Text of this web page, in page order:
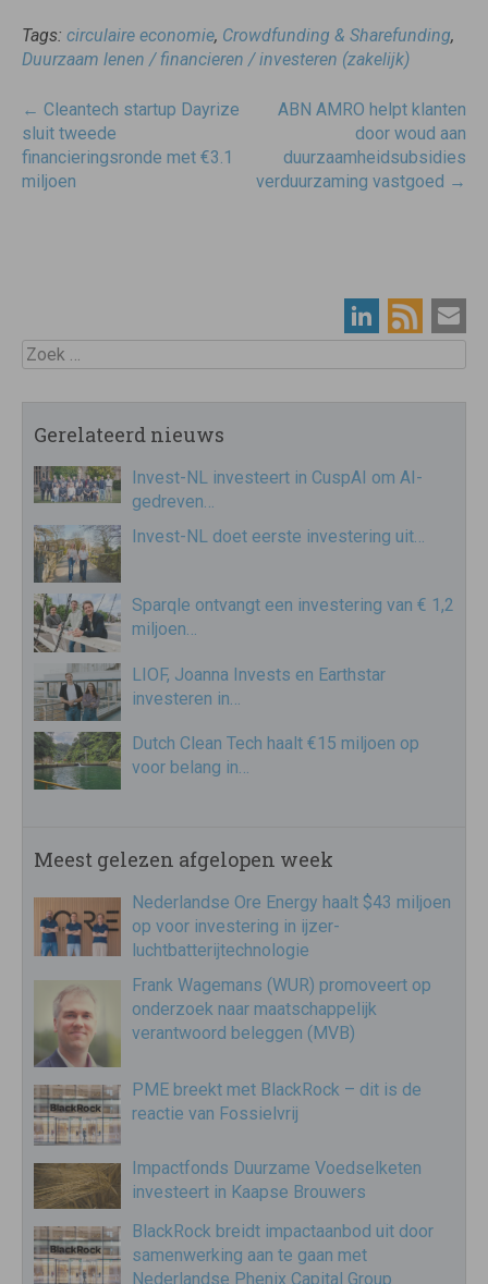
Tags: circulaire economie, Crowdfunding & Sharefunding,
Duurzaam lenen / financieren / investeren (zakelijk)
Post
navigatie
← Cleantech startup Dayrize
sluit tweede
financieringsronde met €3.1
miljoen
ABN AMRO helpt klanten
door woud aan
duurzaamheidsubsidies
verduurzaming vastgoed →
Zoek
Gerelateerd nieuws
Invest-NL investeert in CuspAI om AI-
gedreven…
Invest-NL doet eerste investering uit…
Sparqle ontvangt een investering van € 1,2
miljoen…
LIOF, Joanna Invests en Earthstar
investeren in…
Dutch Clean Tech haalt €15 miljoen op
voor belang in…
Meest gelezen afgelopen week
Nederlandse Ore Energy haalt $43 miljoen
op voor investering in ijzer-
luchtbatterijtechnologie
Frank Wagemans (WUR) promoveert op
onderzoek naar maatschappelijk
verantwoord beleggen (MVB)
PME breekt met BlackRock – dit is de
reactie van Fossielvrij
Impactfonds Duurzame Voedselketen
investeert in Kaapse Brouwers
BlackRock breidt impactaanbod uit door
samenwerking aan te gaan met
Nederlandse Phenix Capital Group